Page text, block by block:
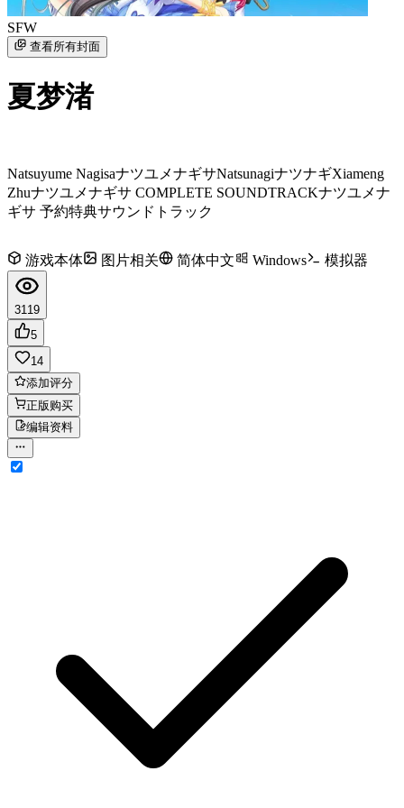
SFW
查看所有封面
夏梦渚
Natsuyume NagisaナツユメナギサNatsunagiナツナギXiameng
Zhuナツユメナギサ COMPLETE SOUNDTRACKナツユメナ
ギサ 予約特典サウンドトラック
游戏本体 图片相关 简体中文 Windows 模拟器
3119
5
14
添加评分
正版购买
编辑资料